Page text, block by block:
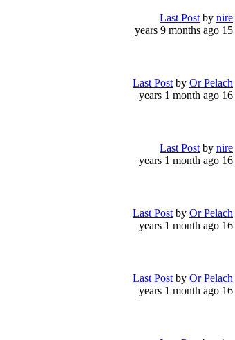
Last Post by nire
15 years 9 months ago
Last Post by Or Pelach
16 years 1 month ago
Last Post by nire
16 years 1 month ago
Last Post by Or Pelach
16 years 1 month ago
Last Post by Or Pelach
16 years 1 month ago